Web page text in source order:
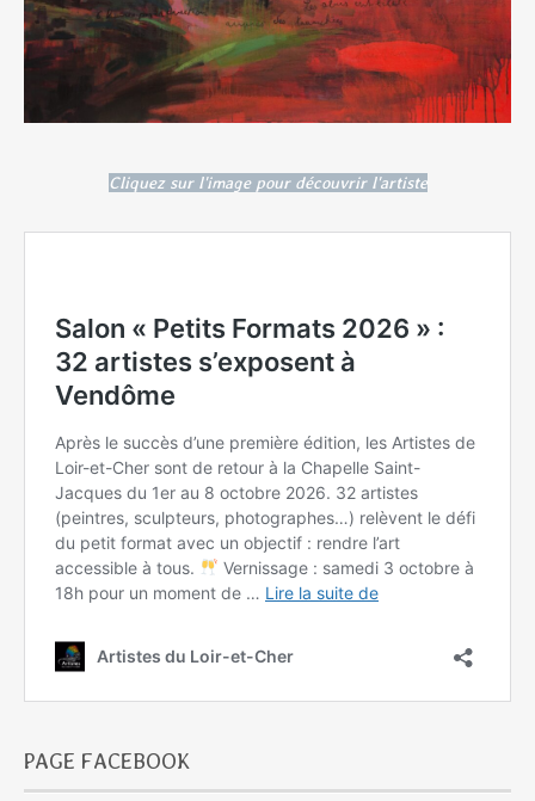
Cliquez sur l'image pour découvrir l'artiste
PAGE FACEBOOK